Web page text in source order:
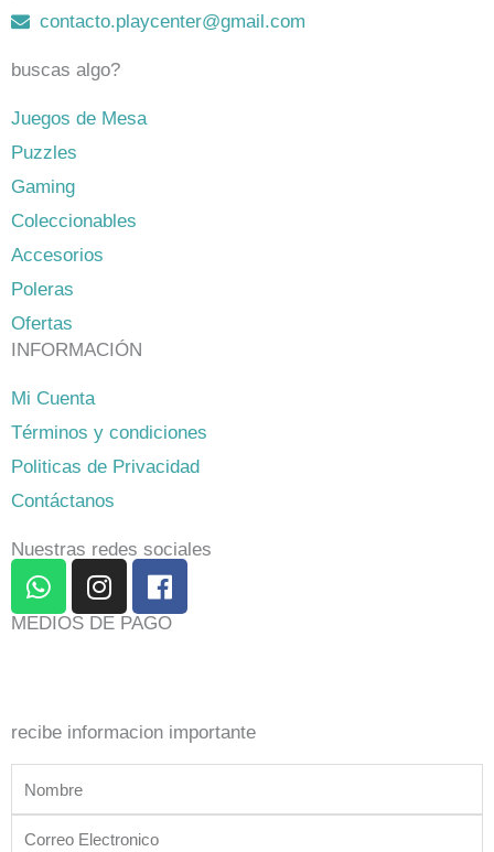
contacto.playcenter@gmail.com
buscas algo?
Juegos de Mesa
Puzzles
Gaming
Coleccionables
Accesorios
Poleras
Ofertas
INFORMACIÓN
Mi Cuenta
Términos y condiciones
Politicas de Privacidad
Contáctanos
Nuestras redes sociales
W
h
a
p
p
I
n
s
r
a
F
a
c
o
k
MEDIOS DE PAGO
recibe informacion importante
Nombre
Correo